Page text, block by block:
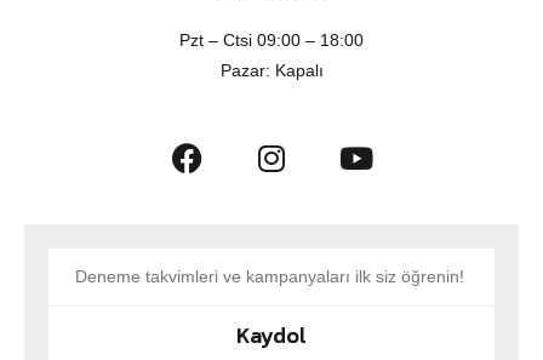
Pzt – Ctsi 09:00 – 18:00
Pazar: Kapalı
Kaydol